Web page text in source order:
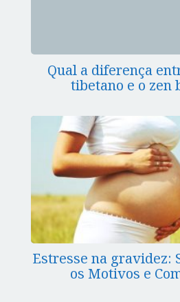
Qual a diferença
tibetano e o zen
Estresse na gravidez:
os Motivos e